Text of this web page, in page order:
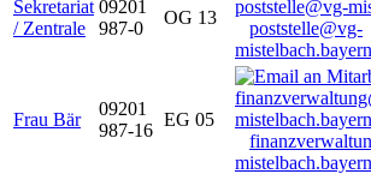
Sekretariat
/ Zentrale
09201
987-0
OG 13
poststelle@vg-
Frau Bär
09201
987-16
EG 05